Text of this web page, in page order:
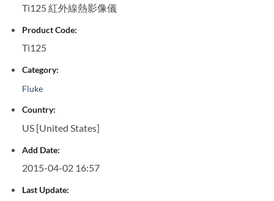
Ti125 紅外線熱影像儀
Product Code:
Ti125
Category:
Fluke
Country:
US [United States]
Add Date:
2015-04-02 16:57
Last Update: